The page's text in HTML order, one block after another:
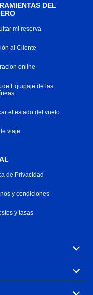
DEL
mi reserva
al Cliente
online
de Equipaje de las
el estado del vuelo
viaje
de Privacidad
y condiciones
y tasas
aéreas baratas por
para elegir.